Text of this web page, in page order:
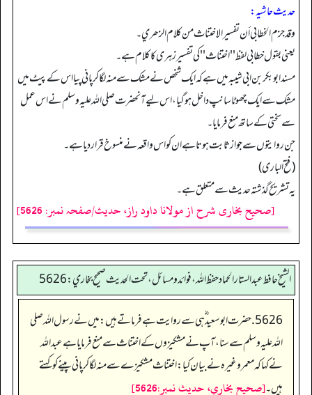
حدیث حاشیہ:
وقد جزم الخطابي أن تفسیر الاختناث من کلام الزھري۔
یعنی بقول خطابی لفظ ''اختناث'' کی تفسیر زہری کا کلام ہے۔
مسند ابو بکر بن ابی شیبہ میں ہے کہ ایک شخص نے مشک سے منہ لگا کر پانی پیا اس کے پیٹ میں
مشک سے ایک چھوٹا سانپ داخل ہو گیا، اس لیے آنحضرت صلی اللہ علیہ وسلم نے اس عمل
سے سختی کے ساتھ منع فرمایا۔
جن روایتوں سے جواز ثابت ہوتا ہے ان کو اس واقعہ نے منسوخ قرار دیا ہے۔
(فتح الباری)
یہ تشریح گذشتہ حدیث سے متعلق ہے۔
[صحیح بخاری شرح از مولانا داود راز، حدیث/صفحہ نمبر: 5626]
الشيخ حافط عبدالستار الحماد حفظ الله، فوائد و مسائل، تحت الحديث صحيح بخاري:5626
5626. حضرت ابو سعید ؓ ہی سے روایت ہے فرماتے ہیں: میں نے رسول اللہ صلی
اللہ علیہ وسلم سے سنا، آپ نے مشکیزوں کے اختناث سے منع فرمایا ہےعبداللہ
نے کہا کہ معمر وغیرہ نے بیان کیا: اختناث مشکیزے سے منہ لگا کر پانی پینے کو کہتے
ہیں۔[صحيح بخاري، حديث نمبر:5626]